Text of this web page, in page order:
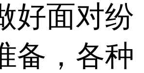
好面对纷
备，各种